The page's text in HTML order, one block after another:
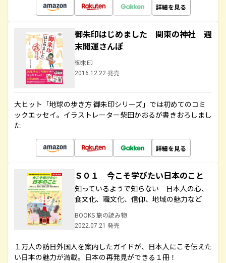
詳細を見る
御朱印はじめました 関東の神社 週
末開運さんぽ
御朱印
2016.12.22 発売
大ヒット「地球の歩き方 御朱印シリーズ」では初めてのコミ
ックエッセイ。イラストレーター柴田かおるが書きおろしまし
た
詳細を見る
Ｓ０１ 今こそ学びたい日本のこと
知っているようで知らない 日本人の心、
食文化、職文化、信仰、地域の魅力など
BOOKS 旅の読み物
2022.07.21 発売
１万人の訪日外国人を案内したガイドが、日本人にこそ伝えた
い日本の魅力が満載。日本の再発見ができる１冊！